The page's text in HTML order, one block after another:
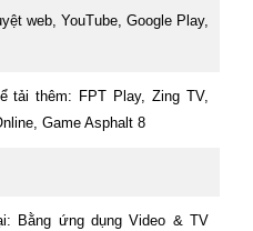
web, YouTube, Google Play,
tải thêm: FPT Play, Zing TV,
Game Asphalt 8
Bằng ứng dụng Video & TV